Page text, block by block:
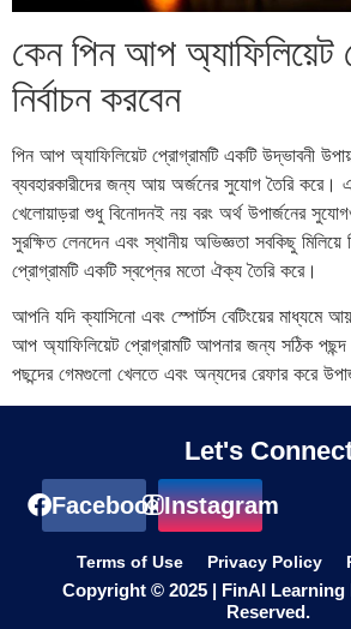
কেন পিন আপ অ্যাফিলিয়েট
নির্বাচন করবেন
পিন আপ অ্যাফিলিয়েট প্রোগ্রামটি একটি উদ্ভাবনী উপায়
ব্যবহারকারীদের জন্য আয় অর্জনের সুযোগ তৈরি করে।
খেলোয়াড়রা শুধু বিনোদনই নয় বরং অর্থ উপার্জনের
সুরক্ষিত লেনদেন এবং স্থানীয় অভিজ্ঞতা সবকিছু
প্রোগ্রামটি একটি স্বপ্নের মতো ঐক্য তৈরি করে।
আপনি যদি ক্যাসিনো এবং স্পোর্টস বেটিংয়ের মাধ্যমে
আপ অ্যাফিলিয়েট প্রোগ্রামটি আপনার জন্য সঠিক
পছন্দের গেমগুলো খেলতে এবং অন্যদের রেফার করে
Let's
FacebookInstagram
Terms of Use Privacy Policy
Copyright © 2025 | FinAI
Reserved.